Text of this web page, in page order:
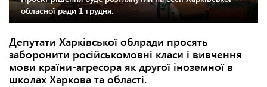
обласної ради 1 грудня.
Депутати Харківської облради просять
заборонити російськомовні класи і вивчення
мови країни-агресора як другої іноземної в
школах Харкова та області.